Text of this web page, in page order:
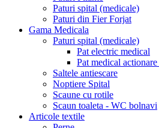
Paturi spital (medicale)
Paturi din Fier Forjat
Gama Medicala
Paturi spital (medicale)
Pat electric medical
Pat medical actionare
Saltele antiescare
Noptiere Spital
Scaune cu rotile
Scaun toaleta - WC bolnavi
Articole textile